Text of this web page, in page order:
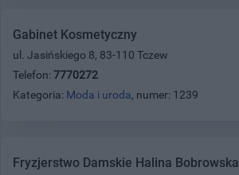
Gabinet Kosmetyczny
ul. Jasińskiego 8, 83-110 Tczew
Telefon: 7770272
Kategoria: Moda i uroda, numer: 1239
Fryzjerstwo Damskie Halina Bobrowska